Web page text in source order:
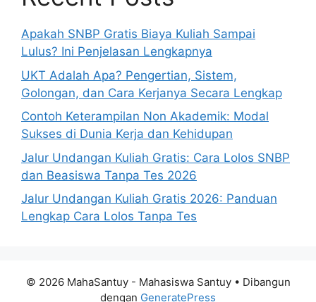
Apakah SNBP Gratis Biaya Kuliah Sampai
Lulus? Ini Penjelasan Lengkapnya
UKT Adalah Apa? Pengertian, Sistem,
Golongan, dan Cara Kerjanya Secara Lengkap
Contoh Keterampilan Non Akademik: Modal
Sukses di Dunia Kerja dan Kehidupan
Jalur Undangan Kuliah Gratis: Cara Lolos SNBP
dan Beasiswa Tanpa Tes 2026
Jalur Undangan Kuliah Gratis 2026: Panduan
Lengkap Cara Lolos Tanpa Tes
© 2026 MahaSantuy - Mahasiswa Santuy• Dibangun
dengan GeneratePress